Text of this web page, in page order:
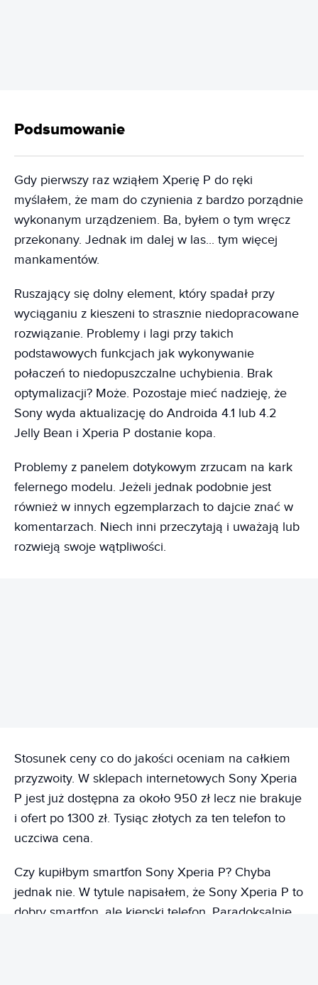
Podsumowanie
Gdy pierwszy raz wziąłem Xperię P do ręki
myślałem, że mam do czynienia z bardzo porządnie
wykonanym urządzeniem. Ba, byłem o tym wręcz
przekonany. Jednak im dalej w las... tym więcej
mankamentów.
Ruszający się dolny element, który spadał przy
wyciąganiu z kieszeni to strasznie niedopracowane
rozwiązanie. Problemy i lagi przy takich
podstawowych funkcjach jak wykonywanie
połaczeń to niedopuszczalne uchybienia. Brak
optymalizacji? Może. Pozostaje mieć nadzieję, że
Sony wyda aktualizację do Androida 4.1 lub 4.2
Jelly Bean i Xperia P dostanie kopa.
Problemy z panelem dotykowym zrzucam na kark
felernego modelu. Jeżeli jednak podobnie jest
również w innych egzemplarzach to dajcie znać w
komentarzach. Niech inni przeczytają i uważają lub
rozwieją swoje wątpliwości.
Stosunek ceny co do jakości oceniam na całkiem
przyzwoity. W sklepach internetowych Sony Xperia
P jest już dostępna za około 950 zł lecz nie brakuje
i ofert po 1300 zł. Tysiąc złotych za ten telefon to
uczciwa cena.
Czy kupiłbym smartfon Sony Xperia P? Chyba
jednak nie. W tytule napisałem, że Sony Xperia P to
dobry smartfon, ale kiepski telefon. Paradoksalnie